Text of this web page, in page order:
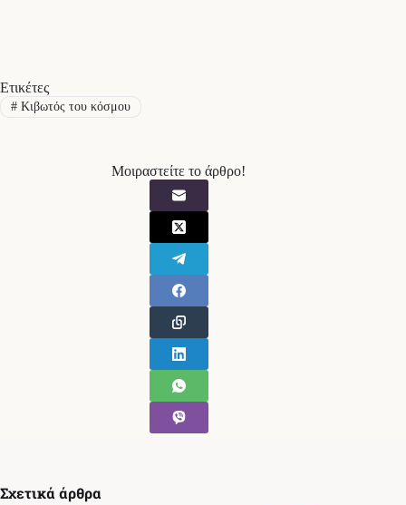
Ετικέτες
#Κιβωτός του κόσμου
Μοιραστείτε το άρθρο!
Σχετικά άρθρα